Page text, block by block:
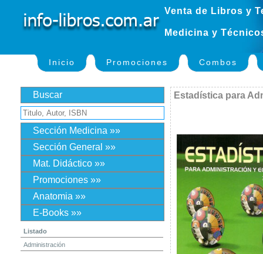
Venta de Libros y
Medicina y
Inicio Promociones Combos
Buscar
Sección Medicina »»
Sección General »»
Mat. Didáctico »»
Promociones »»
Anatomia »»
E-Books »»
Listado
Administración
Estadística para